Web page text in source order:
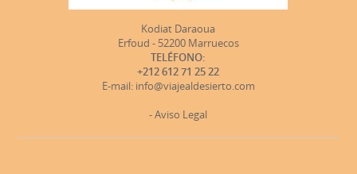
Kodiat Daraoua
Erfoud - 52200 Marruecos
TELÉFONO:
+212 612 71 25 22
E-mail: info@viajealdesierto.com
- Aviso Legal